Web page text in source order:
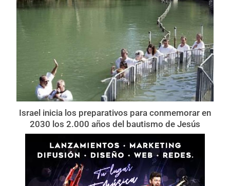
Israel inicia los preparativos para conmemorar en
2030 los 2.000 años del bautismo de Jesús